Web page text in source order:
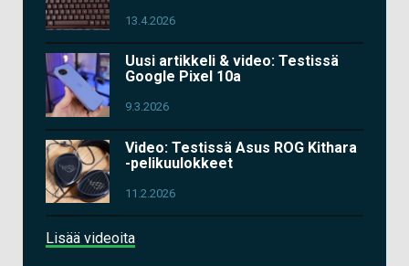
13.4.2026
Uusi artikkeli & video: Testissä
Google Pixel 10a
9.3.2026
Video: Testissä Asus ROG Kithara
-pelikuulokkeet
11.2.2026
Lisää videoita